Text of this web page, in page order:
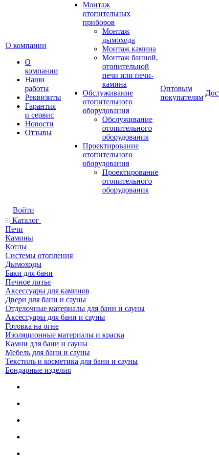
О компании
О
компании
Наши
работы
Реквизиты
Гарантия
и сервис
Новости
Отзывы
Монтаж
отопительных
приборов
Монтаж
дымохода
Монтаж камина
Монтаж банной,
отопительной
печи или печи-
камина
Обслуживание
отопительного
оборудования
Обслуживание
отопительного
оборудования
Проектирование
отопительного
оборудования
Проектирование
отопительного
оборудования
Оптовым
покупателям
Войти
Каталог
Печи
Камины
Котлы
Системы отопления
Дымоходы
Баки для бани
Печное литье
Аксессуары для каминов
Двери для бани и сауны
Отделочные материалы для бани и сауны
Аксессуары для бани и сауны
Готовка на огне
Изоляционные материалы и краска
Камни для бани и сауны
Мебель для бани и сауны
Текстиль и косметика для бани и сауны
Бондарные изделия